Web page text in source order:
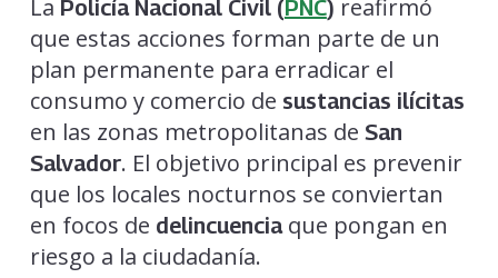
La Policía Nacional Civil (PNC) reafirmó
que estas acciones forman parte de un
plan permanente para erradicar el
consumo y comercio de sustancias ilícitas
en las zonas metropolitanas de San
Salvador. El objetivo principal es prevenir
que los locales nocturnos se conviertan
en focos de delincuenciaque pongan en
riesgo a la ciudadanía.